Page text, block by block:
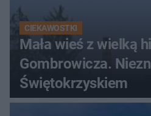
CIEKAWOSTKI
Mała wieś z wielką
Gombrowicza.
Świętokrzyskiem